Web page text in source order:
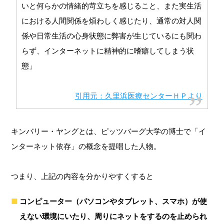
いと何らかの情緒的苛立ちを感じること、また実生活
における人間関係を煩わしく感じたり、通常の対人関
係や日常生活の心身状態に弊害が生じているにも関わ
らず、インターネットに精神的に嗜癖してしまう状
態」
引用元：久里浜医療センターＨＰより
キンバリー・ヤングとは、ピッツバーグ大学の博士で「イ
ンターネット依存」の概念を提唱した人物。
つまり、上記の内容を分かりやすくすると
コンピューター（パソコンやタブレット、スマホ）が使
えない環境にいたり、周りにネットをするのを止められ